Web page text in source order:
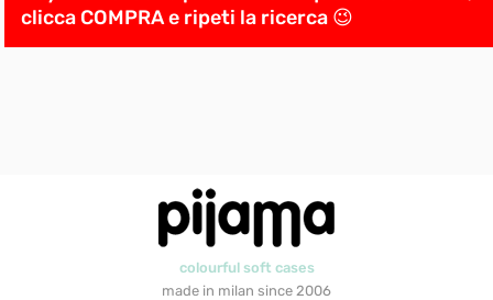
clicca COMPRA e ripeti la ricerca 😉
colourful soft cases
made in milan since 2006